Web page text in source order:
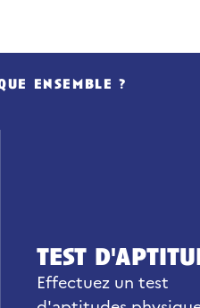
ensemble ?
test
Effectuez un test